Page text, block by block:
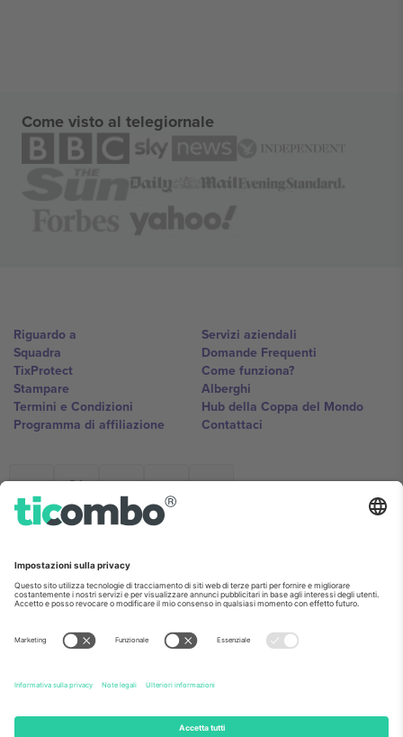
Come visto al telegiornale
Riguardo a
Squadra
TixProtect
Stampare
Termini e Condizioni
Programma di affiliazione
Servizi aziendali
Domande Frequenti
Come funziona?
Alberghi
Hub della Coppa del Mondo
Contattaci
Ticombo Italia
Mimi Balkanska 132, 1540, Sofia,
base alla località, all'evento e/o al dominio. Per i dettagli controlla la
pagina specifica dell'evento, l'impronta e i termini.,